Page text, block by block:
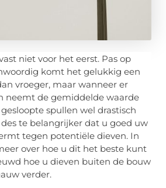
niet voor het eerst. Pas op
komt het gelukkig een
vroeger, maar wanneer er
neemt de gemiddelde waarde
spullen wel drastisch
te belangrijker dat u goed uw
tegen potentiële dieven. In
over hoe u dit het beste kunt
hoe u dieven buiten de bouw
verder.